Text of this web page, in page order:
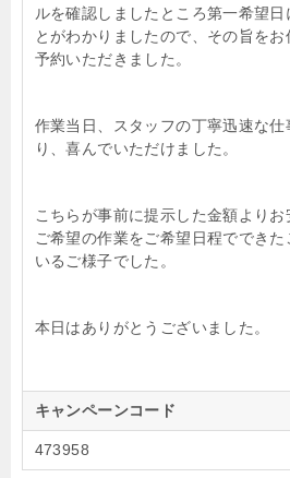
ルを確認しましたところ第一希望日
とがわかりましたので、その旨を
予約いただきました。
作業当日、スタッフの丁寧迅速な
り、喜んでいただけました。
こちらが事前に提示した金額よりお
ご希望の作業をご希望日程ででき
いるご様子でした。
本日はありがとうございました。
キャンペーンコード
473958